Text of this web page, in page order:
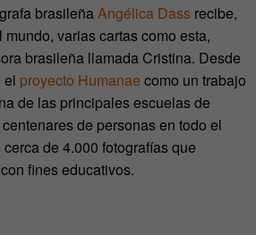
brasileñaAngélica Dass recibe,
varias cartas como esta,
brasileña llamada Cristina. Desde
el proyecto Humanae como un trabajo
de las principales escuelas de
de personas en todo el
de 4.000 fotografías que
fines educativos.